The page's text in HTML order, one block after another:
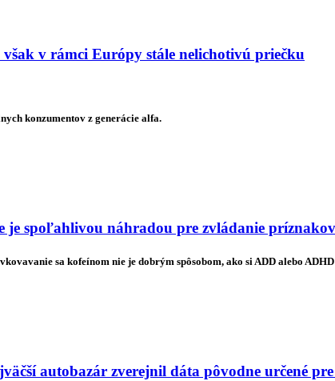
v rámci Európy stále nelichotivú priečku
konzumentov z generácie alfa.
je spoľahlivou náhradou pre zvládanie
sa kofeínom nie je dobrým spôsobom, ako si ADD alebo
autobazár zverejnil dáta pôvodne určené